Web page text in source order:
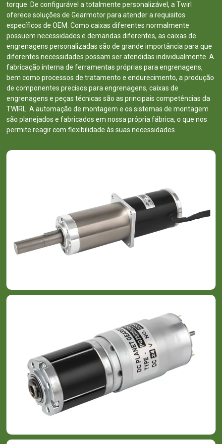
torque. De configurável a totalmente personalizável, a Twirl
oferece soluções de Gearmotor para atender a requisitos
específicos de OEM. Como caixas diferentes normalmente
possuem necessidades e demandas diferentes, as caixas de
engrenagens personalizadas são de grande importância para que
diferentes necessidades possam ser atendidas individualmente. A
fabricação interna de ferramentas próprias para engrenagens,
bem como processos de tratamento e endurecimento, a produção
de componentes precisos para engrenagens, caixas de
engrenagens e peças técnicas são as principais competências da
TWIRL. A automação de montagem e os sistemas de montagem
são planejados e fabricados em nossa própria fábrica, o que nos
permite reagir com flexibilidade às suas necessidades.